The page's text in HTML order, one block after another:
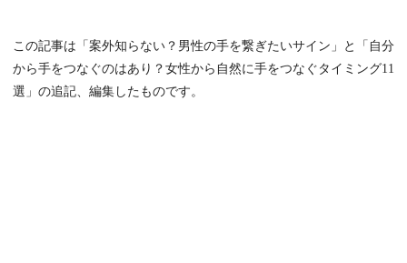
この記事は「案外知らない？男性の手を繋ぎたいサイン」と「自分
から手をつなぐのはあり？女性から自然に手をつなぐタイミング11
選」の追記、編集したものです。